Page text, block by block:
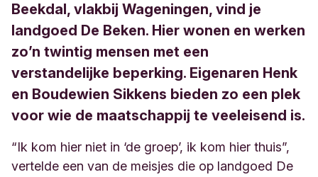
Beekdal, vlakbij Wageningen, vind je
landgoed De Beken. Hier wonen en werken
zo’n twintig mensen met een
verstandelijke beperking. Eigenaren Henk
en Boudewien Sikkens bieden zo een plek
voor wie de maatschappij te veeleisend is.
“Ik kom hier niet in ‘de groep’, ik kom hier thuis”,
vertelde een van de meisjes die op landgoed De